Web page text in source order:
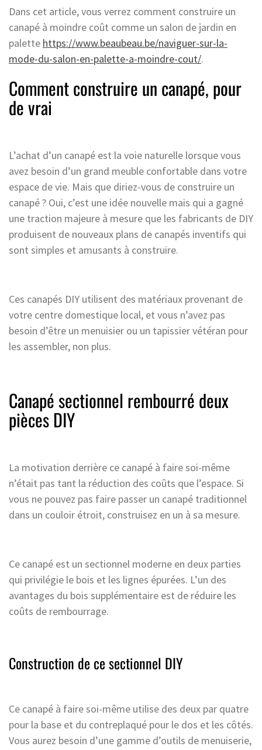
Dans cet article, vous verrez comment construire un
canapé à moindre coût comme un salon de jardin en
palette https://www.beaubeau.be/naviguer-sur-la-
mode-du-salon-en-palette-a-moindre-cout/.
Comment construire un canapé, pour
de vrai
L’achat d’un canapé est la voie naturelle lorsque vous
avez besoin d’un grand meuble confortable dans votre
espace de vie. Mais que diriez-vous de construire un
canapé ? Oui, c’est une idée nouvelle mais qui a gagné
une traction majeure à mesure que les fabricants de DIY
produisent de nouveaux plans de canapés inventifs qui
sont simples et amusants à construire.
Ces canapés DIY utilisent des matériaux provenant de
votre centre domestique local, et vous n’avez pas
besoin d’être un menuisier ou un tapissier vétéran pour
les assembler, non plus.
Canapé sectionnel rembourré deux
pièces DIY
La motivation derrière ce canapé à faire soi-même
n’était pas tant la réduction des coûts que l’espace. Si
vous ne pouvez pas faire passer un canapé traditionnel
dans un couloir étroit, construisez en un à sa mesure.
Ce canapé est un sectionnel moderne en deux parties
qui privilégie le bois et les lignes épurées. L’un des
avantages du bois supplémentaire est de réduire les
coûts de rembourrage.
Construction de ce sectionnel DIY
Ce canapé à faire soi-même utilise des deux par quatre
pour la base et du contreplaqué pour le dos et les côtés.
Vous aurez besoin d’une gamme d’outils de menuiserie,